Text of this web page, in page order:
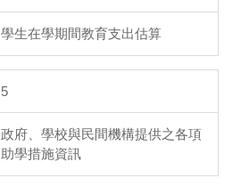
學生在學期間教育支出估算
5
政府、學校與民間機構提供之各項
助學措施資訊